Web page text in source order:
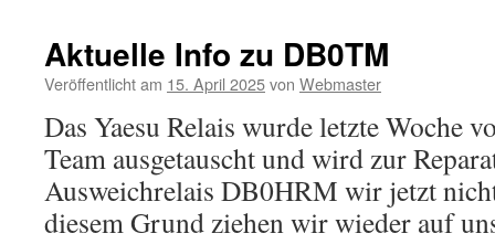
Aktuelle Info zu DB0TM
Veröffentlicht am 15. April 2025von Webmaster
Das Yaesu Relais wurde letzte Woche
Team ausgetauscht und wird zur
Ausweichrelais DB0HRM wir jetzt
diesem Grund ziehen wir wieder auf